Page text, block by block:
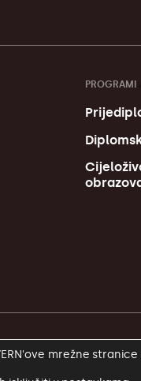
PROGRAMI
mrežne